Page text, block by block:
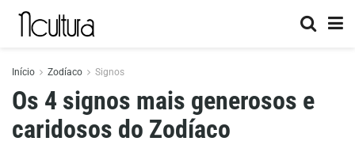
Início Zodíaco Signos
Os 4 signos mais generosos e
caridosos do Zodíaco